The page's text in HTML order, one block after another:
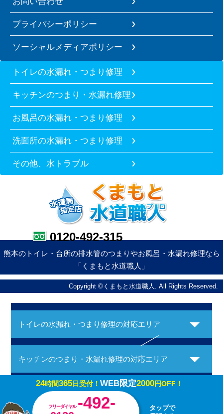
プライバシーポリシー
ソーシャルメディアポリシー
トイレの水漏れ・つまり修理
キッチンのつまり・水漏れ修理
お風呂の水漏れ・つまり修理
洗面所の水漏れ・つまり修理
その他、水トラブル
0120-492-315
熊本のトイレ・台所の排水管のつまりやお風呂・水漏れ修理なら
「くまもと水道職人」
Copyright ©くまもと水道職人. All Rights Reserved.
トイレの水漏れ・つまり修理の対応エリア
キッチンのつまり・水漏れ修理の対応エリア
お風呂の水漏れ・つまり修理の対応エリア
24時間365日受付！ WEB限定2000円OFF！
フリーダイヤル -492-
タップで